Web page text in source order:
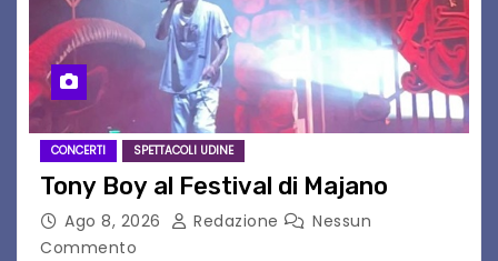
CONCERTI SPETTACOLI UDINE
Tony Boy al Festival di Majano
Ago 8, 2026 Redazione
Nessun
Commento